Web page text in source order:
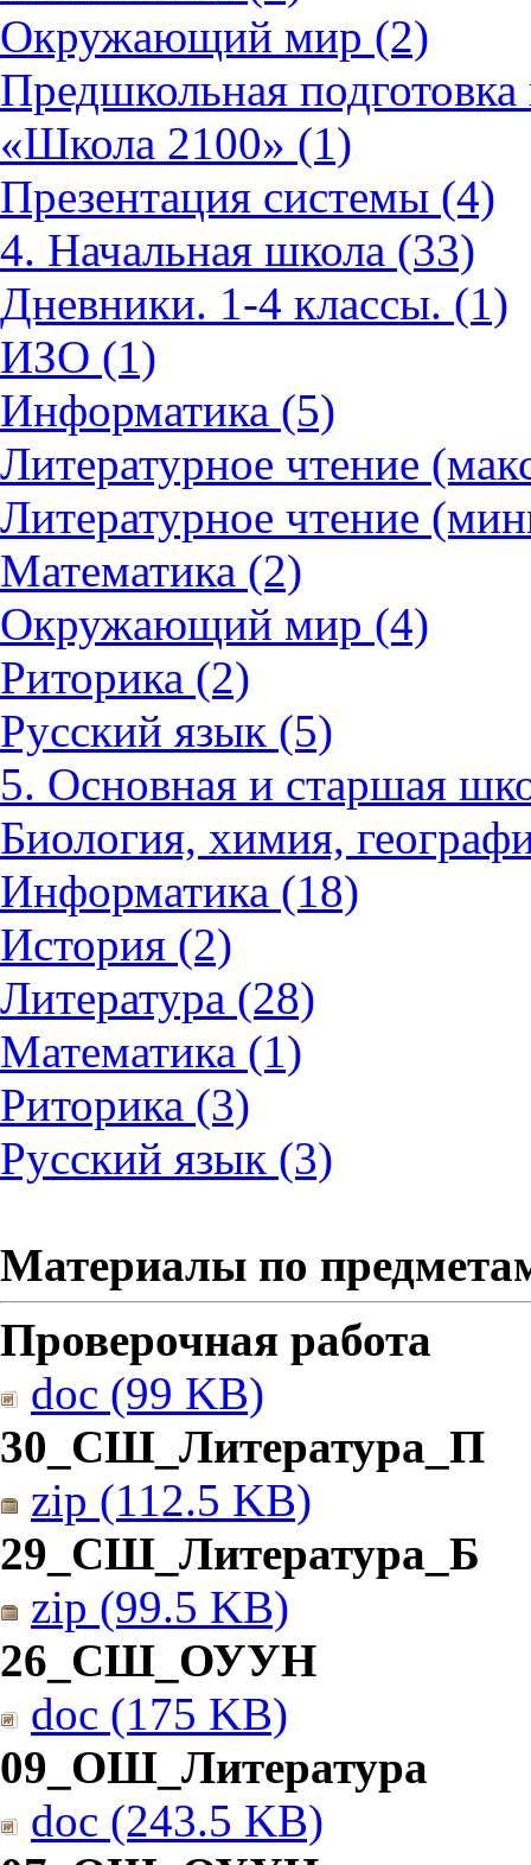
Окружающий мир (2)
Предшкольная
«Школа 2100» (1)
Презентация системы (4)
4. Начальная школа (33)
Дневники. 1-4 классы. (1)
ИЗО (1)
Информатика (5)
Литературное чтение
Литературное чтение
Математика (2)
Окружающий мир (4)
Риторика (2)
Русский язык (5)
5. Основная и старшая
Биология, химия,
Информатика (18)
История (2)
Литература (28)
Математика (1)
Риторика (3)
Русский язык (3)
Материалы по
Проверочная работа
doc (99 KB)
30_СШ_Литература_П
zip (112.5 KB)
29_СШ_Литература_Б
zip (99.5 KB)
26_СШ_ОУУН
doc (175 KB)
09_ОШ_Литература
doc (243.5 KB)